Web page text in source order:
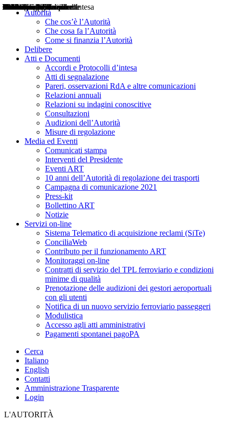
Autorità
Che cos’è l’Autorità
Che cosa fa l’Autorità
Come si finanzia l’Autorità
Delibere
Atti e Documenti
Accordi e Protocolli d’intesa
Atti di segnalazione
Pareri, osservazioni RdA e altre comunicazioni
Relazioni annuali
Relazioni su indagini conoscitive
Consultazioni
Audizioni dell’Autorità
Misure di regolazione
Media ed Eventi
Comunicati stampa
Interventi del Presidente
Eventi ART
10 anni dell’Autorità di regolazione dei trasporti
Campagna di comunicazione 2021
Press-kit
Bollettino ART
Notizie
Servizi on-line
Sistema Telematico di acquisizione reclami (SiTe)
ConciliaWeb
Contributo per il funzionamento ART
Monitoraggi on-line
Contratti di servizio del TPL ferroviario e condizioni
minime di qualità
Prenotazione delle audizioni dei gestori aeroportuali
con gli utenti
Notifica di un nuovo servizio ferroviario passeggeri
Modulistica
Accesso agli atti amministrativi
Pagamenti spontanei pagoPA
Cerca
Italiano
English
Contatti
Amministrazione Trasparente
Login
L'AUTORITÀ
Delibere
Pareri
Consultazioni
Audizioni
Atti di Segnalazione
Accordi e Protocolli d'Intesa
Relazioni annuali
Misure di regolazione
Notizie
Comunicati Stampa
Bollettini ART
Convegni ART
Interviste del Presidente
Articoli in primo piano
Interventi del Presidente
2004
2005
2010
2013
2014
2015
2016
2017
2018
2019
202
2020
2021
2022
2023
2024
2025
2026
Aereo
Marittimo
Terrestre